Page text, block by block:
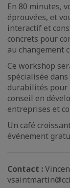
En 80 minutes,
éprouvées, et
interactif et
concrets pour
au changement
Ce workshop
spécialisée
durabilités pour
conseil en
entreprises et
Un café
événement
Contact :